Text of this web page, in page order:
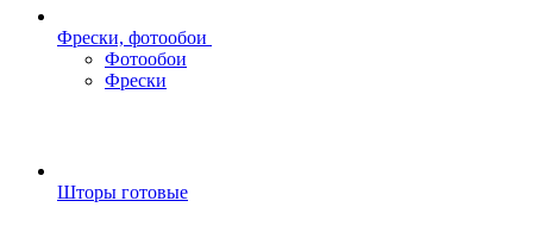
Фрески, фотообои
Фотообои
Фрески
Шторы готовые